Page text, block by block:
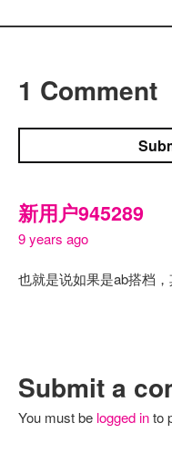
1 Comment
新用户945289
9 years ago
也就是说如果是ab搭档
Submit a
You must be logged into